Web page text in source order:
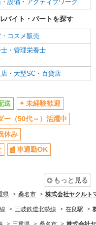
設備・アクティブワーク
バイト・パートを探す
コスメ販売
・管理栄養士
・大型SC・百貨店
送
未経験歓迎
ー（50代～）活躍中
休み
車通勤OK
もっと見る
県 桑名市 株式会社ヤクルト
三岐鉄道北勢線 在良駅